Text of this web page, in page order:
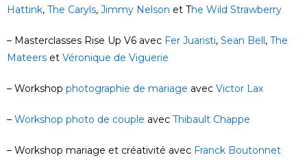
Hattink, The Caryls, Jimmy Nelson et The Wild Strawberry
– Masterclasses Rise Up V6 avec Fer Juaristi, Sean Bell, The
Mateers et Véronique de Viguerie
– Workshop photographie de mariage avec Victor Lax
– Workshop photo de couple avec Thibault Chappe
– Workshop mariage et créativité avec Franck Boutonnet